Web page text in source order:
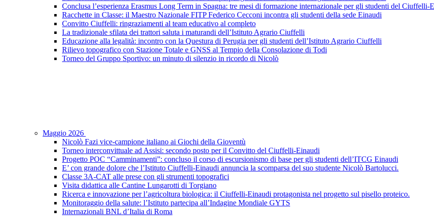
Conclusa l’esperienza Erasmus Long Term in Spagna: tre mesi di formazione internazionale per gli studenti del Ciuffelli-
Racchette in Classe: il Maestro Nazionale FITP Federico Cecconi incontra gli studenti della sede Einaudi
Convitto Ciuffelli: ringraziamenti al team educativo al completo
La tradizionale sfilata dei trattori saluta i maturandi dell’Istituto Agrario Ciuffelli
Educazione alla legalità: incontro con la Questura di Perugia per gli studenti dell’Istituto Agrario Ciuffelli
Rilievo topografico con Stazione Totale e GNSS al Tempio della Consolazione di Todi
Torneo del Gruppo Sportivo: un minuto di silenzio in ricordo di Nicolò
Maggio 2026
Nicolò Fazi vice-campione italiano ai Giochi della Gioventù
Torneo interconvittuale ad Assisi: secondo posto per il Convitto del Ciuffelli-Einaudi
Progetto POC “Camminamenti”: concluso il corso di escursionismo di base per gli studenti dell’ITCG Einaudi
E’ con grande dolore che l’Istituto Ciuffelli-Einaudi annuncia la scomparsa del suo studente Nicolò Bartolucci.
Classe 3A-CAT alle prese con gli strumenti topografici
Visita didattica alle Cantine Lungarotti di Torgiano
Ricerca e innovazione per l’agricoltura biologica: il Ciuffelli-Einaudi protagonista nel progetto sul pisello proteico.
Monitoraggio della salute: l’Istituto partecipa all’Indagine Mondiale GYTS
Internazionali BNL d’Italia di Roma